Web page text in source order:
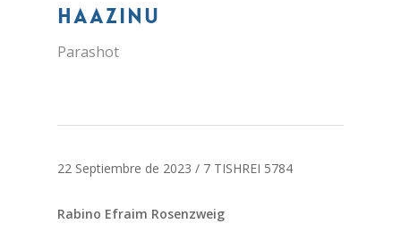
Hit enter to search or ESC to close
Haazinu
Parashot
22 Septiembre de 2023 / 7 TISHREI 5784
Rabino Efraim Rosenzweig